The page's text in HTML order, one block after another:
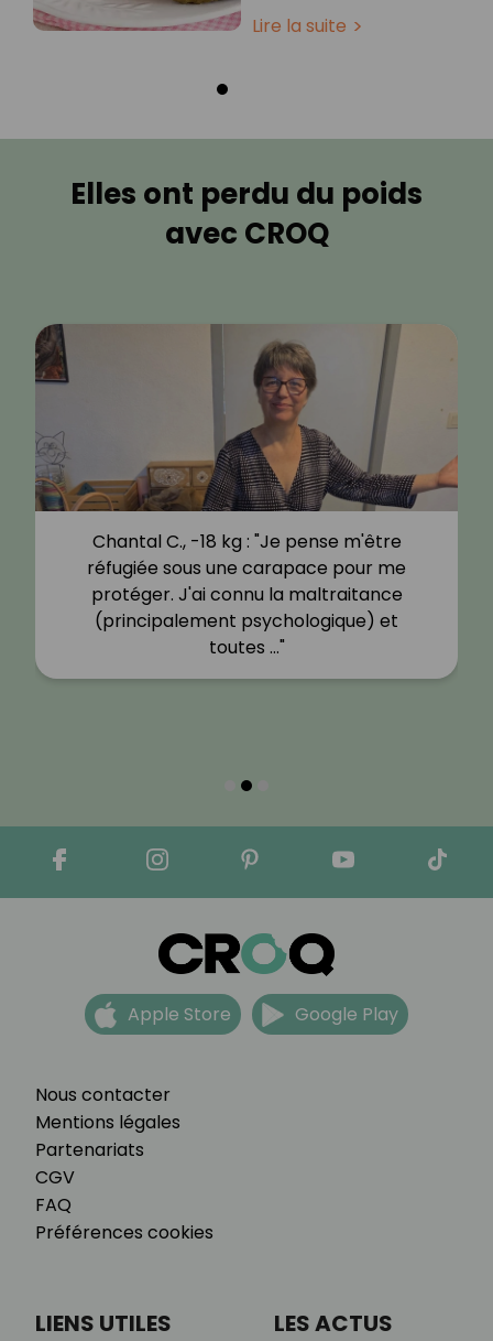
Lire la suite
Elles ont perdu du poids
avec CROQ
Chantal C., -18 kg : "Je pense m'être
réfugiée sous une carapace pour me
protéger. J'ai connu la maltraitance
(principalement psychologique) et
toutes …"
Nous contacter
Mentions légales
Partenariats
CGV
FAQ
Préférences cookies
Apple Store Google Play
LIENS UTILES LES ACTUS